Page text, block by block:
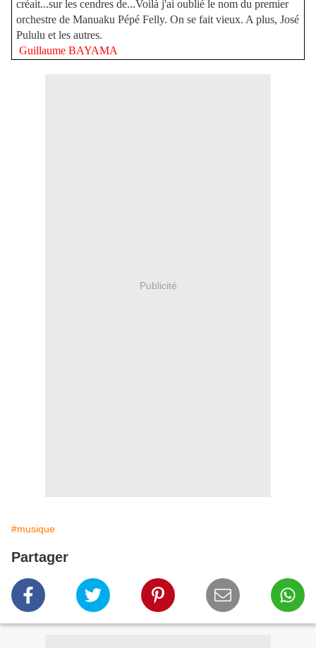
créait...sur les cendres de...Voilà j'ai oublié le nom du premier
orchestre de Manuaku Pépé Felly. On se fait vieux. A plus, José
Pululu et les autres.
Guillaume BAYAMA
Publicité
#musique
Partager